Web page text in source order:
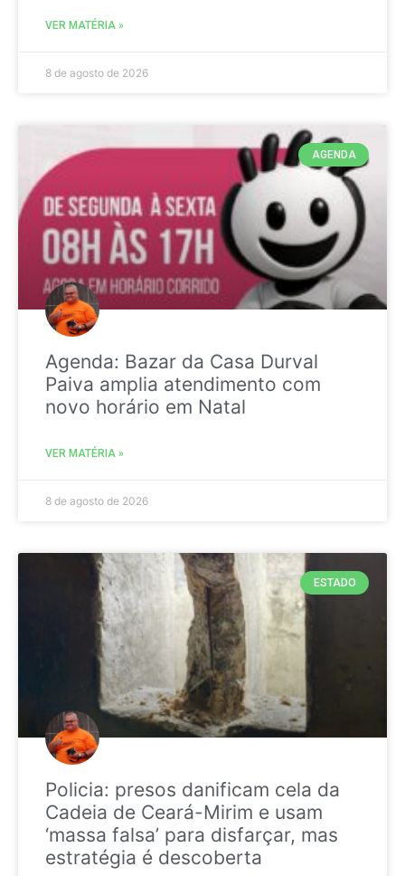
VER MATÉRIA »
8 de agosto de 2026
AGENDA
Agenda: Bazar da Casa Durval
Paiva amplia atendimento com
novo horário em Natal
VER MATÉRIA »
8 de agosto de 2026
ESTADO
Policia: presos danificam cela da
Cadeia de Ceará-Mirim e usam
‘massa falsa’ para disfarçar, mas
estratégia é descoberta